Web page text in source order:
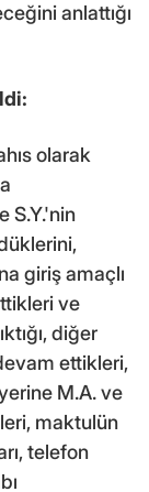
anlattığı
olarak
S.Y.'nin
giriş amaçlı
ve
diğer
ettikleri,
M.A. ve
maktulün
telefon